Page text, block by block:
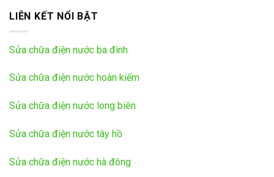
LIÊN KẾT NỔI BẬT
Sửa chữa điện nước ba đình
Sửa chữa điện nước hoàn kiếm
Sửa chữa điện nước long biên
Sửa chữa điện nước tây hồ
Sửa chữa điện nước hà đông